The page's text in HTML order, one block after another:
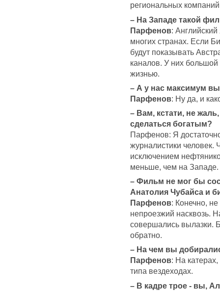
региональных
– На Западе такой
Парфенов:
многих странах. Если
будут показывать
каналов. У них
жизнью.
– А у нас максимум
Парфенов: Ну да, и
– Вам, кстати, не
сделаться богатым?
Парфенов: Я
журналистики человек.
исключением
меньше, чем на Западе.
– Фильм не мог бы
Анатолия Чубайса и
Парфенов: Конечно,
непроезжий насквозь.
совершались вылазки.
обратно.
– На чем вы
Парфенов: На
типа вездеходах.
– В кадре трое - вы,